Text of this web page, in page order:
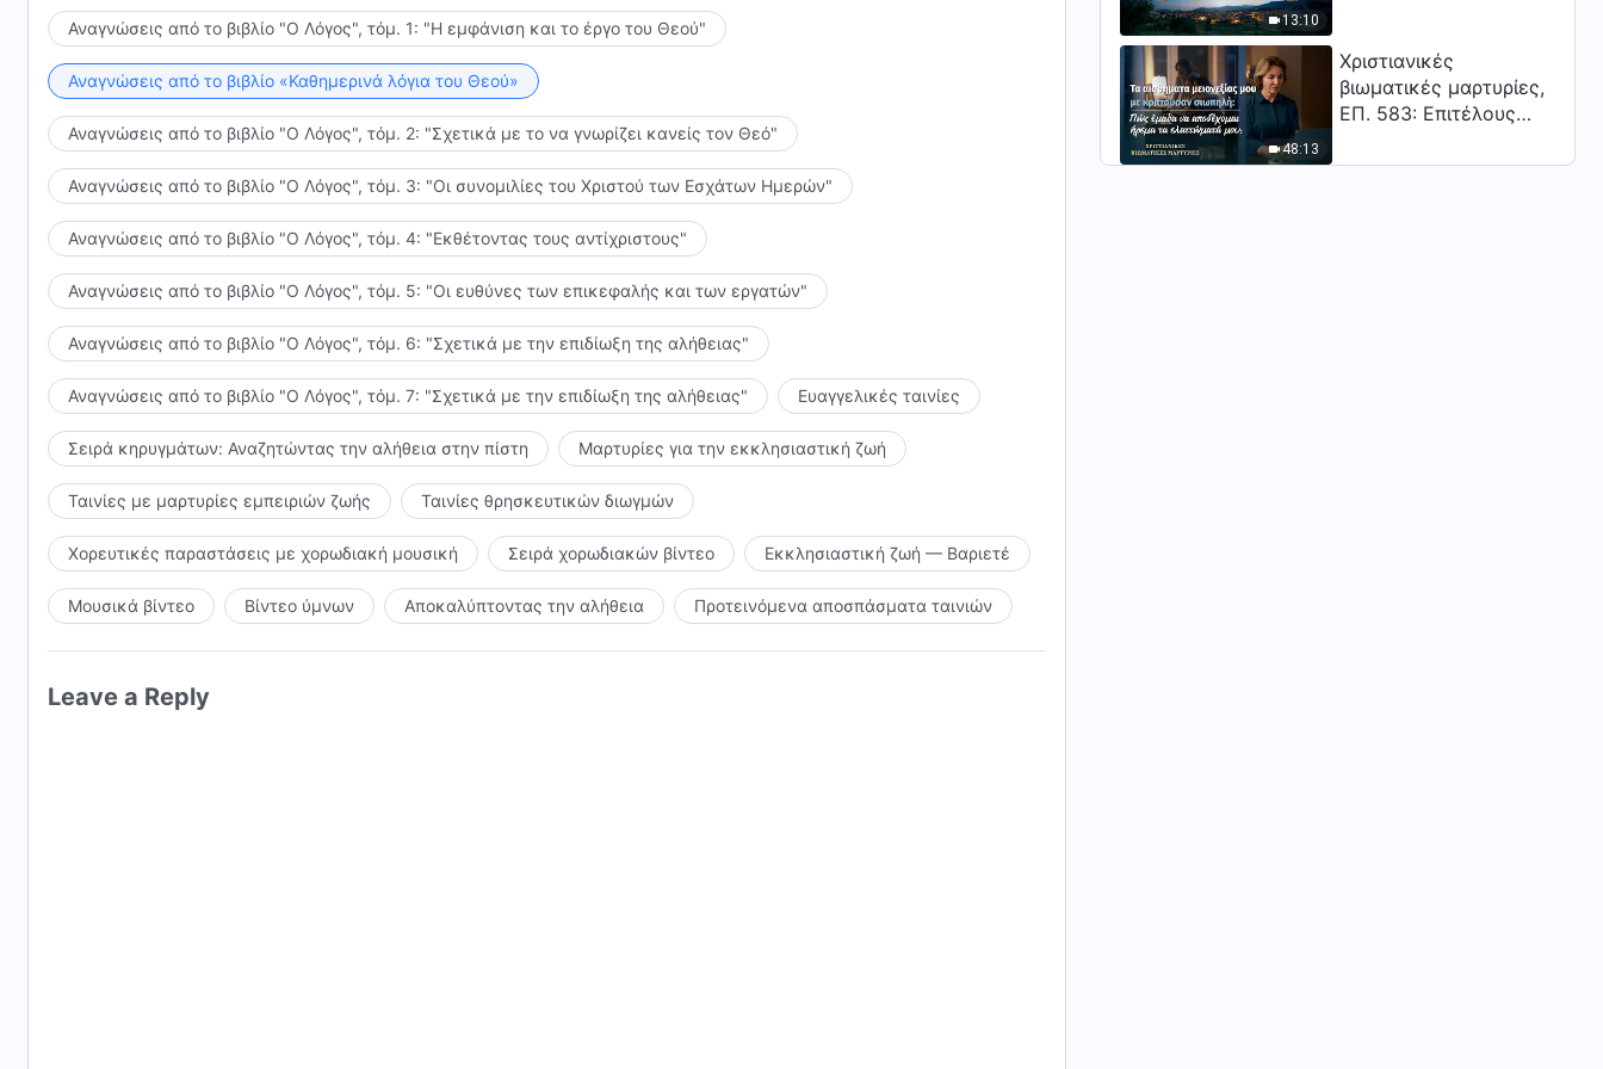
4:26
Καθημερινά λόγια του Θεού:
Είσοδος στη ζωή |
Απόσπασμα 402
Καθημερινά λόγια του Θεού:
Είσοδος στη ζωή |
τιμωρίας από τον Θεό. Εκείνοι που θα κερδηθούν από τον Θεό είναι όσοι απαρνούνται τον Σατανά και
δραπετεύουν από τη σφαίρα επιρροής του. Αυτοί έχουν προσμετρηθεί επισήμως μεταξύ του λαού της
βασιλείας. Έτσι θα δημιουργηθεί τελικά ο λαός της βασιλείας. Είσαι διατεθειμένος να γίνεις αυτό το είδος
ανθρώπου; Είσαι διατεθειμένος να κερδηθείς από τον Θεό; Θέλεις να δραπετεύσεις από τη σφαίρα επιρροής
του Σατανά και να επιστρέψεις στον Θεό; Ανήκεις πλέον στον Σατανά ή προσμετράσαι μεταξύ όσων
ανήκουν στον λαό της βασιλείας; Αυτά τα πράγματα θα έπρεπε να είναι πλέον σαφή, και δεν χρειάζονται
καμία περαιτέρω εξήγηση.
Αναγνώσεις από το βιβλίο "Ο Λόγος", τόμ. 1: "Η εμφάνιση και το έργο του Θεού"
Αναγνώσεις από το βιβλίο «Καθημερινά λόγια του Θεού»
Αναγνώσεις από το βιβλίο "Ο Λόγος", τόμ. 2: "Σχετικά με το να γνωρίζει κανείς τον Θεό"
Αναγνώσεις από το βιβλίο "Ο Λόγος", τόμ. 3: "Οι συνομιλίες του Χριστού των Εσχάτων Ημερών"
Αναγνώσεις από το βιβλίο "Ο Λόγος", τόμ. 4: "Εκθέτοντας τους αντίχριστους"
Αναγνώσεις από το βιβλίο "Ο Λόγος", τόμ. 5: "Οι ευθύνες των επικεφαλής και των εργατών"
Αναγνώσεις από το βιβλίο "Ο Λόγος", τόμ. 6: "Σχετικά με την επιδίωξη της αλήθειας"
Αναγνώσεις από το βιβλίο "Ο Λόγος", τόμ. 7: "Σχετικά με την επιδίωξη της αλήθειας" Ευαγγελικές ταινίες
Σειρά κηρυγμάτων: Αναζητώντας την αλήθεια στην πίστη Μαρτυρίες για την εκκλησιαστική ζωή
Ταινίες με μαρτυρίες εμπειριών ζωής Ταινίες θρησκευτικών διωγμών
Χορευτικές παραστάσεις με χορωδιακή μουσική Σειρά χορωδιακών βίντεο Εκκλησιαστική ζωή — Βαριετέ
Μουσικά βίντεο Βίντεο ύμνων Αποκαλύπτοντας την αλήθεια Προτεινόμενα αποσπάσματα ταινιών
Leave a Reply
13:10
48:13
Χριστιανικές
βιωματικές μαρτυρίες,
ΕΠ. 583: Επιτέλους
κατωτερότητας